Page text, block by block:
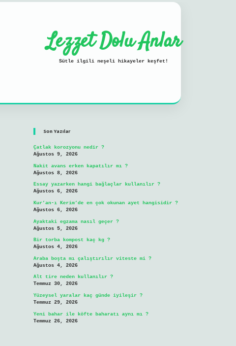
Lezzet Dolu Anlar
Sütle ilgili neşeli hikayeler keşfet!
Son Yazılar
Çatlak korozyonu nedir ?
Ağustos 9, 2026
Nakit avans erken kapatılır mı ?
Ağustos 8, 2026
Essay yazarken hangi bağlaçlar kullanılır ?
Ağustos 6, 2026
Kur’an-ı Kerim’de en çok okunan ayet hangisidir ?
Ağustos 6, 2026
Ayaktaki egzama nasıl geçer ?
Ağustos 5, 2026
Bir torba kompost kaç kg ?
Ağustos 4, 2026
Araba boşta mı çalıştırılır viteste mi ?
Ağustos 4, 2026
Alt tire neden kullanılır ?
Temmuz 30, 2026
Yüzeysel yaralar kaç günde iyileşir ?
Temmuz 29, 2026
Yeni bahar ile köfte baharatı aynı mı ?
Temmuz 26, 2026